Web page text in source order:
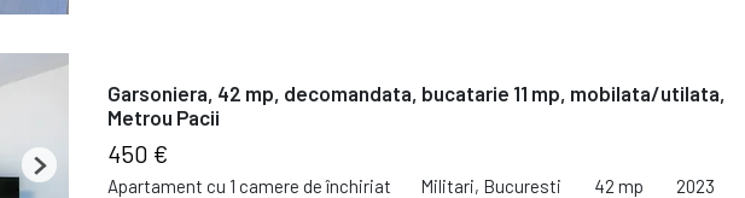
Next
Garsoniera, 42 mp, decomandata, bucatarie 11 mp, mobilata/utilata,
Metrou Pacii
450 €
Apartament cu 1 camere de închiriat Militari, Bucuresti 42 mp 2023